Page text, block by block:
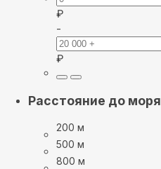
₽
-
₽
Расстояние до моря
200 м
500 м
800 м